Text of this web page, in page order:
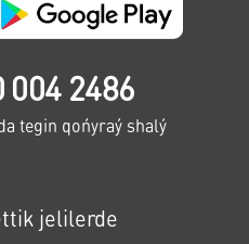
004 2486
tegin qońyraý shalý
jelilerde